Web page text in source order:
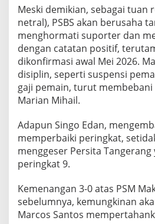
g
g
u
l
S
t
a
s
t
i
Meski demikian, sebagai tuan
netral), PSBS akan berusaha
menghormati suporter dan
dengan catatan positif,
dikonfirmasi awal Mei 2026.
disiplin, seperti suspensi
gaji pemain, turut
Marian Mihail.
Adapun Singo Edan,
memperbaiki peringkat,
menggeser Persita
peringkat 9.
Kemenangan 3-0 atas PSM
sebelumnya, kemungkinan
Marcos Santos